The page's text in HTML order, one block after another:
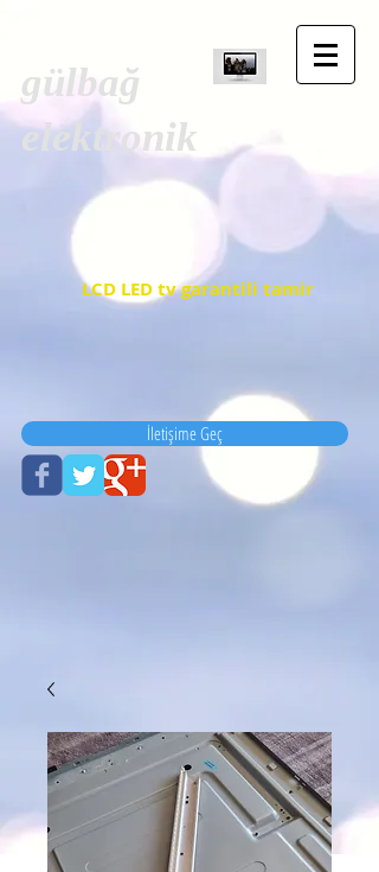
gülbağ
elektronik
LCD LED tv garantili tamir
İletişime Geç